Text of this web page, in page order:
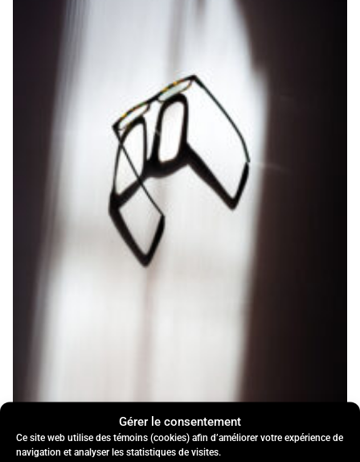
Gérer le consentement
Ce site web utilise des témoins (cookies) afin d’améliorer votre expérience de
navigation et analyser les statistiques de visites.